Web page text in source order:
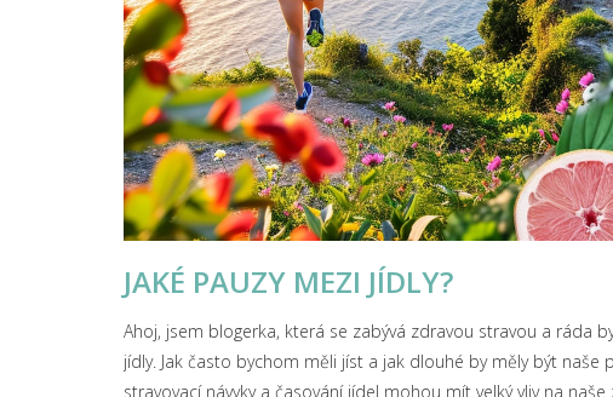
JAKÉ PAUZY MEZI JÍDLY?
Ahoj, jsem blogerka, která se zabývá zdravou stravou a ráda
jídly. Jak často bychom měli jíst a jak dlouhé by měly být naše
stravovací návyky a časování jídel mohou mít velký vliv na